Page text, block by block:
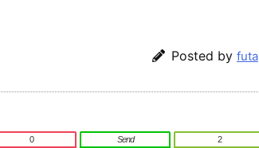
Posted by futa
0 Send 2